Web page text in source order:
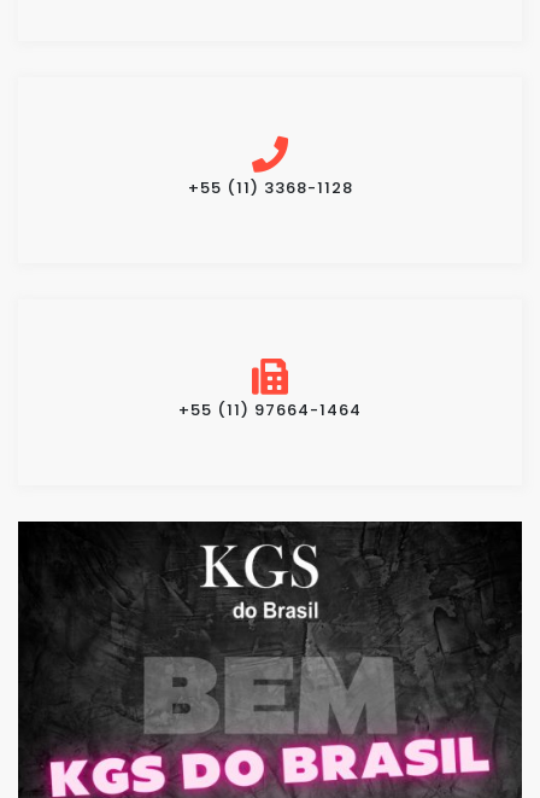
+55 (11) 3368-1128
+55 (11) 97664-1464